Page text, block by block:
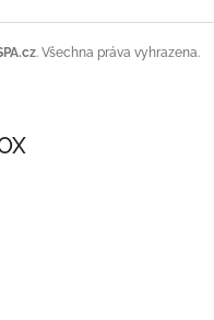
. Všechna práva vyhrazena.